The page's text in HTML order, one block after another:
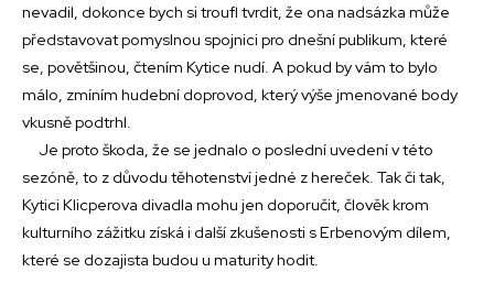
nevadil, dokonce bych si troufl tvrdit, že ona nadsázka může
představovat pomyslnou spojnici pro dnešní publikum, které
se, povětšinou, čtením Kytice nudí. A pokud by vám to bylo
málo, zmíním hudební doprovod, který výše jmenované body
vkusně podtrhl.
Je proto škoda, že se jednalo o poslední uvedení v této
sezóně, to z důvodu těhotenství jedné z hereček. Tak či tak,
Kytici Klicperova divadla mohu jen doporučit, člověk krom
kulturního zážitku získá i další zkušenosti s Erbenovým dílem,
které se dozajista budou u maturity hodit.